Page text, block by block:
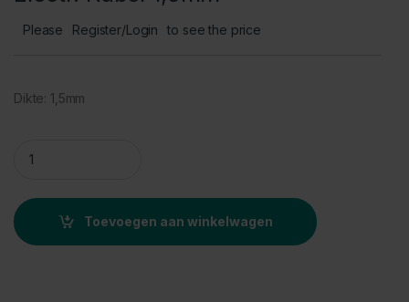
Please Register/Login to see the price
Dikte: 1,5mm
Toevoegen aan winkelwagen